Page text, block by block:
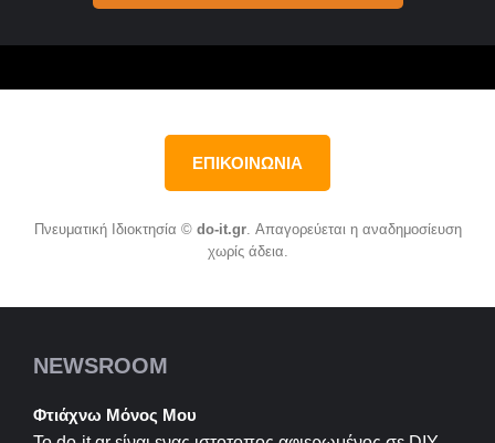
ΕΠΙΚΟΙΝΩΝΙΑ
Πνευματική Ιδιοκτησία © do-it.gr. Απαγορεύεται η αναδημοσίευση
χωρίς άδεια.
NEWSROOM
Φτιάχνω Μόνος Μου